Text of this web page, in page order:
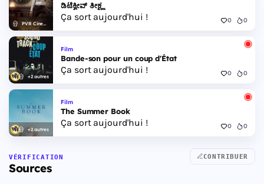
PVR Cinemas
ಡಿಟೆಕ್ವೀವ್ ತೀಕ್ಷ್ಣ
Ça sort aujourd'hui ! 0 0
+2 autres
Film
Bande-son pour un coup d'État
Ça sort aujourd'hui ! 0 0
+2 autres
Film
The Summer Book
Ça sort aujourd'hui ! 0 0
VÉRIFICATION
Sources
CONTRIBUER